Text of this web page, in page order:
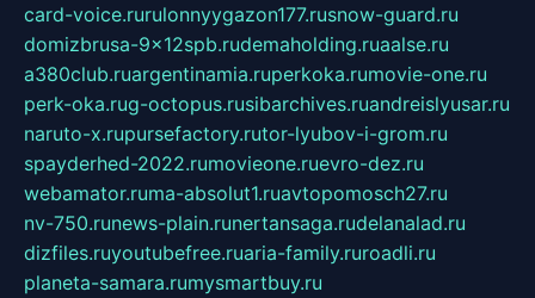
card-voice.rurulonnyygazon177.rusnow-guard.ru
domizbrusa-9x12spb.rudemaholding.ruaalse.ru
a380club.ruargentinamia.ruperkoka.rumovie-one.ru
perk-oka.rug-octopus.rusibarchives.ruandreislyusar.ru
naruto-x.rupursefactory.rutor-lyubov-i-grom.ru
spayderhed-2022.rumovieone.ruevro-dez.ru
webamator.ruma-absolut1.ruavtopomosch27.ru
nv-750.runews-plain.runertansaga.rudelanalad.ru
dizfiles.ruyoutubefree.ruaria-family.ruroadli.ru
planeta-samara.rumysmartbuy.ru